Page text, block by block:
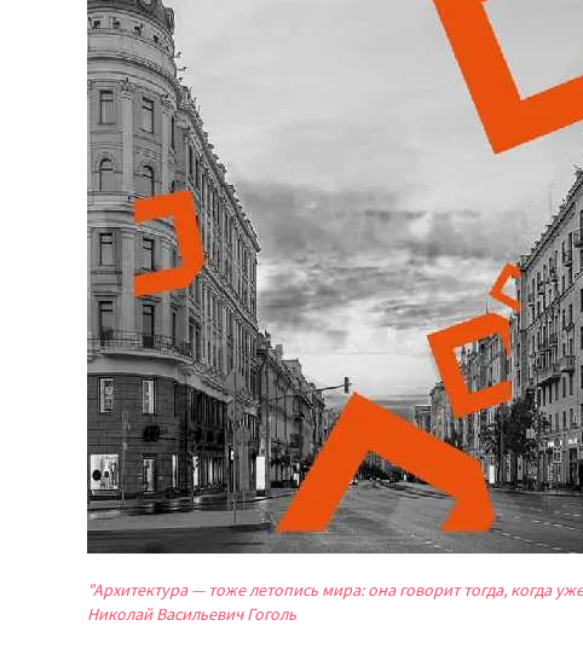
"Архитектура — тоже летопись мира: она говорит тогда, когда
Николай Васильевич Гоголь